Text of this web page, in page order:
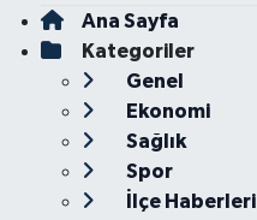
Ana Sayfa
Kategoriler
Genel
Ekonomi
Sağlık
Spor
İlçe Haberleri